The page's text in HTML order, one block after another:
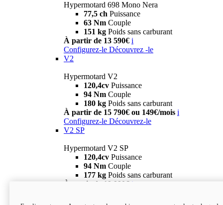
Hypermotard 698 Mono Nera
77,5 ch Puissance
63 Nm Couple
151 kg Poids sans carburant
À partir de 13 590€ i
Configurez-le Découvrez -le
V2
Hypermotard V2
120,4cv Puissance
94 Nm Couple
180 kg Poids sans carburant
À partir de 15 790€ ou 149€/mois i
Configurez-le Découvrez-le
V2 SP
Hypermotard V2 SP
120,4cv Puissance
94 Nm Couple
177 kg Poids sans carburant
À partir de 19 990€ i
new
V2 SP 100